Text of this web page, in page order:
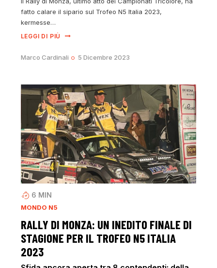
fatto calare il sipario sul Trofeo N5 Italia 2023,
kermesse…
LEGGI DI PIÙ
Marco Cardinali 5 Dicembre 2023
6 MIN
MONDO N5
RALLY DI MONZA: UN INEDITO FINALE DI
STAGIONE PER IL TROFEO N5 ITALIA
2023